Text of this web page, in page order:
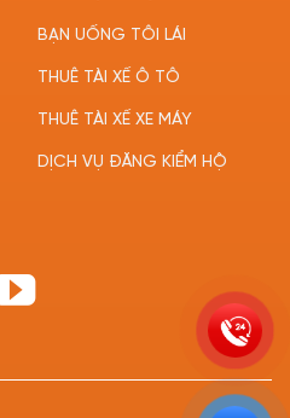
BẠN UỐNG TÔI LÁI
THUÊ TÀI XẾ Ô TÔ
THUÊ TÀI XẾ XE MÁY
DỊCH VỤ ĐĂNG KIỂM HỘ